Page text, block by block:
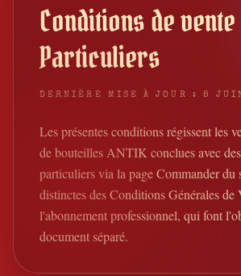
Conditions de
Particuliers
DERNIÈRE MISE À JOUR : 8
Les présentes conditions régissent les
de bouteilles ANTIK conclues avec
particuliers via la page Commander du
distinctes des Conditions Générales de
l'abonnement professionnel, qui font
document séparé.